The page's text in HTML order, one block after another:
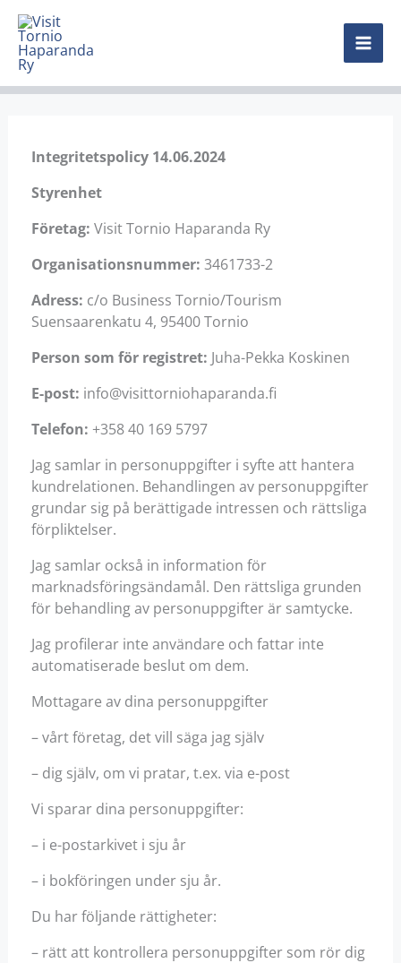
Hoppa
innehåll
Integritetspolicy 14.06.2024
Styrenhet
Företag: Visit Tornio Haparanda Ry
Organisationsnummer: 3461733-2
Adress: c/o Business Tornio/Tourism
Suensaarenkatu 4, 95400 Tornio
Person som för registret: Juha-Pekka Koskinen
E-post: info@visittorniohaparanda.fi
Telefon: +358 40 169 5797
Jag samlar in personuppgifter i syfte att hantera
kundrelationen. Behandlingen av personuppgifter
grundar sig på berättigade intressen och rättsliga
förpliktelser.
Jag samlar också in information för
marknadsföringsändamål. Den rättsliga grunden
för behandling av personuppgifter är samtycke.
Jag profilerar inte användare och fattar inte
automatiserade beslut om dem.
Mottagare av dina personuppgifter
– vårt företag, det vill säga jag själv
– dig själv, om vi pratar, t.ex. via e-post
Vi sparar dina personuppgifter:
– i e-postarkivet i sju år
– i bokföringen under sju år.
Du har följande rättigheter:
– rätt att kontrollera personuppgifter som rör dig